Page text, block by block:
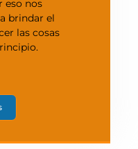
eso nos
brindar el
las cosas